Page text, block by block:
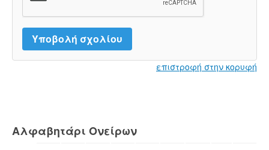
επιστροφή στην κορυφή
Αλφαβητάρι Ονείρων